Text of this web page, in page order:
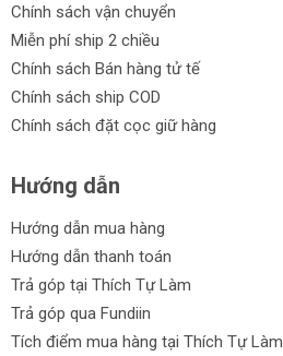
Chính sách vận chuyển
Miễn phí ship 2 chiều
Chính sách Bán hàng tử tế
Chính sách ship COD
Chính sách đặt cọc giữ hàng
Hướng dẫn
Hướng dẫn mua hàng
Hướng dẫn thanh toán
Trả góp tại Thích Tự Làm
Trả góp qua Fundiin
Tích điểm mua hàng tại Thích Tự Làm